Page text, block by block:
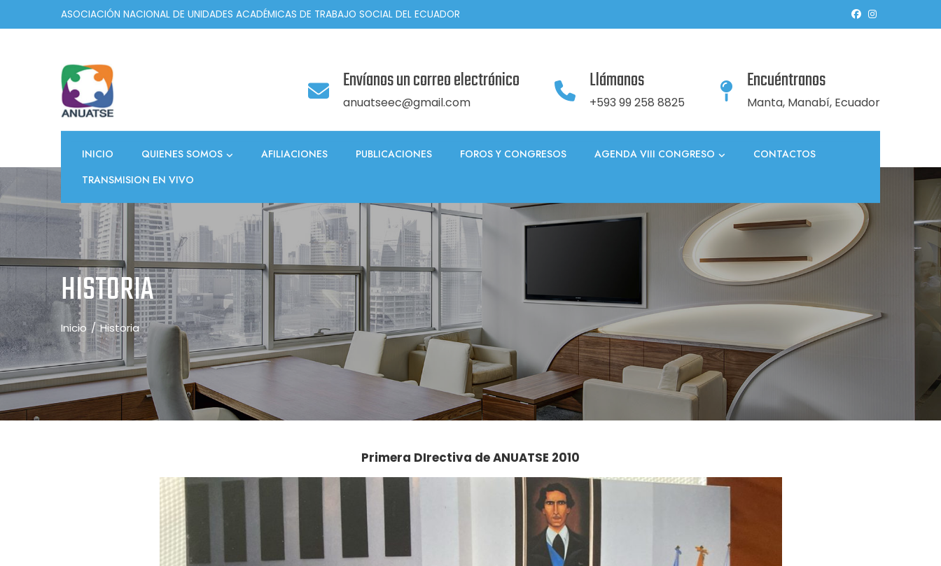
to
ASOCIACIÓN NACIONAL DE UNIDADES ACADÉMICAS DE TRABAJO SOCIAL DEL ECUADOR
Envíanos un correo electrónico
anuatseec@gmail.com
Llámanos
+593 99 258 8825
Encuéntranos
Manta, Manabí, Ecuador
INICIO QUIENES SOMOS AFILIACIONES PUBLICACIONES FOROS Y CONGRESOS AGENDA VIII CONGRESO
CONTACTOS
TRANSMISION EN VIVO
HISTORIA
Inicio Historia
Primera DIrectiva de ANUATSE 2010